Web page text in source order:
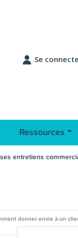
Se
Ressources
entretiens
donner envie à un